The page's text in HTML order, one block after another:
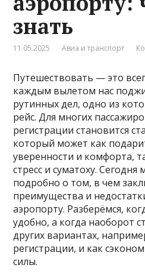
знать
11.05.2025 Авиа и транспорт
Путешествовать — это
каждым вылетом нас
рутинных дел, одно из
рейс. Для многих
регистрации становится
который может как
уверенности и комфорта,
стресс и суматоху.
подробно о том, в чем
преимущества и
аэропорту. Разберёмся,
удобно, а когда наоборот
других вариантах,
регистрации, и как
силы.